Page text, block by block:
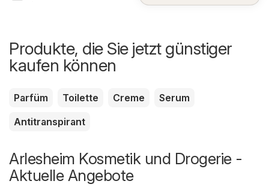
Produkte, die Sie jetzt günstiger
kaufen können
Parfüm Toilette Creme
Serum
Antitranspirant
Arlesheim Kosmetik und Drogerie -
Aktuelle Angebote